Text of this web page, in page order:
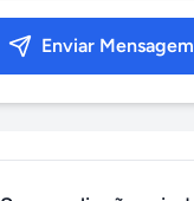
Enviar Mensagem